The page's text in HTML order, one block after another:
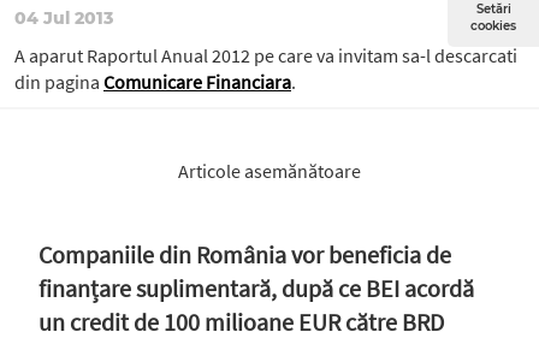
Setări
cookies
04 Jul 2013
A aparut Raportul Anual 2012 pe care va invitam sa-l descarcati
din pagina Comunicare Financiara.
Articole asemănătoare
Companiile din România vor beneficia de
finanțare suplimentară, după ce BEI acordă
un credit de 100 milioane EUR către BRD